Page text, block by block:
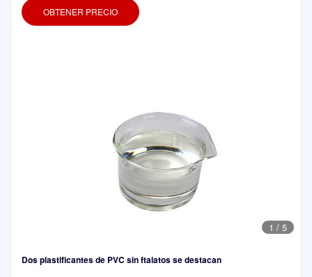
OBTENER PRECIO
1 / 5
Dos plastificantes de PVC sin ftalatos se destacan